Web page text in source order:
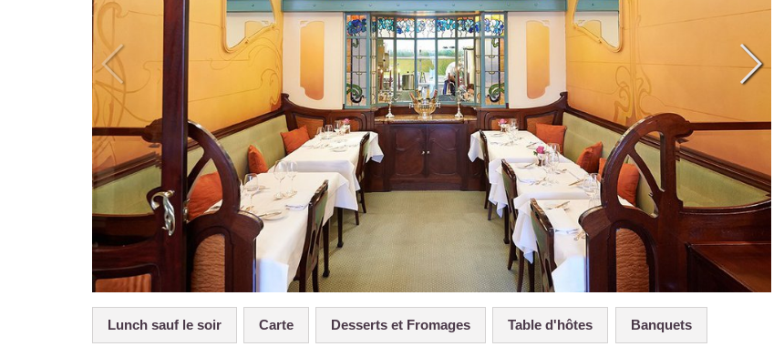
Lunch sauf le soir Carte Desserts et Fromages Table d'hôtes Banquets